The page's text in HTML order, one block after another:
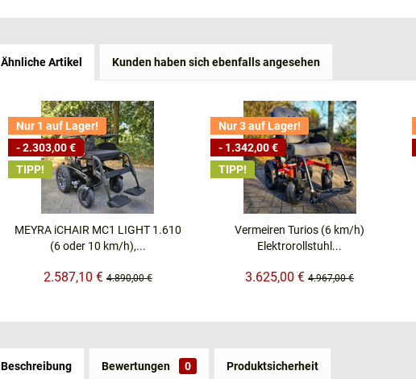
Ähnliche Artikel Kunden haben sich ebenfalls angesehen
Nur 1 auf Lager!
- 2.303,00 €
TIPP!
MEYRA iCHAIR MC1 LIGHT 1.610
(6 oder 10 km/h),...
2.587,10 € 4.890,00 €
Nur 3 auf Lager!
- 1.342,00 €
TIPP!
Vermeiren Turios (6 km/h)
Elektrorollstuhl...
3.625,00 € 4.967,00 €
Beschreibung Bewertungen 0 Produktsicherheit